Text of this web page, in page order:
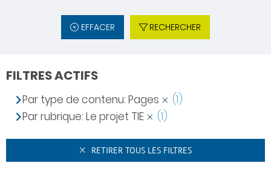
EFFACER RECHERCHER
FILTRES ACTIFS
Par type de contenu: Pages
(1)
Par rubrique: Le projet TIE
(1)
RETIRER TOUS LES FILTRES